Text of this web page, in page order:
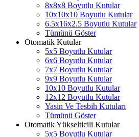
8x8x8 Boyutlu Kutular
10x10x10 Boyutlu Kutular
6.5x16x2.5 Boyutlu Kutular
Tümünü Göster
Otomatik Kutular
5x5 Boyutlu Kutular
6x6 Boyutlu Kutular
7x7 Boyutlu Kutular
9x9 Boyutlu Kutular
10x10 Boyutlu Kutular
12x12 Boyutlu Kutular
Yasin Ve Tesbih Kutuları
Tümünü Göster
Otomatik Yükselticili Kutular
5x5 Boyutlu Kutular